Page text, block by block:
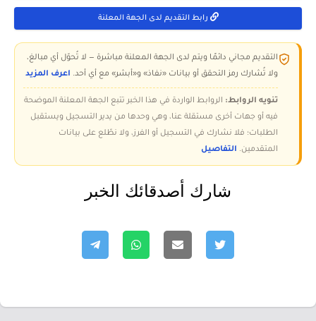
رابط التقديم لدى الجهة المعلنة
التقديم مجاني دائمًا ويتم لدى الجهة المعلنة مباشرة — لا تُحوّل أي مبالغ،
ولا تُشارك رمز التحقق أو بيانات «نفاذ» و«أبشر» مع أي أحد. اعرف المزيد
تنويه الروابط: الروابط الواردة في هذا الخبر تتبع الجهة المعلنة الموضحة
فيه أو جهات أخرى مستقلة عنا، وهي وحدها من يدير التسجيل ويستقبل
الطلبات؛ فلا نشارك في التسجيل أو الفرز، ولا نطّلع على بيانات
المتقدمين. التفاصيل
شارك أصدقائك الخبر